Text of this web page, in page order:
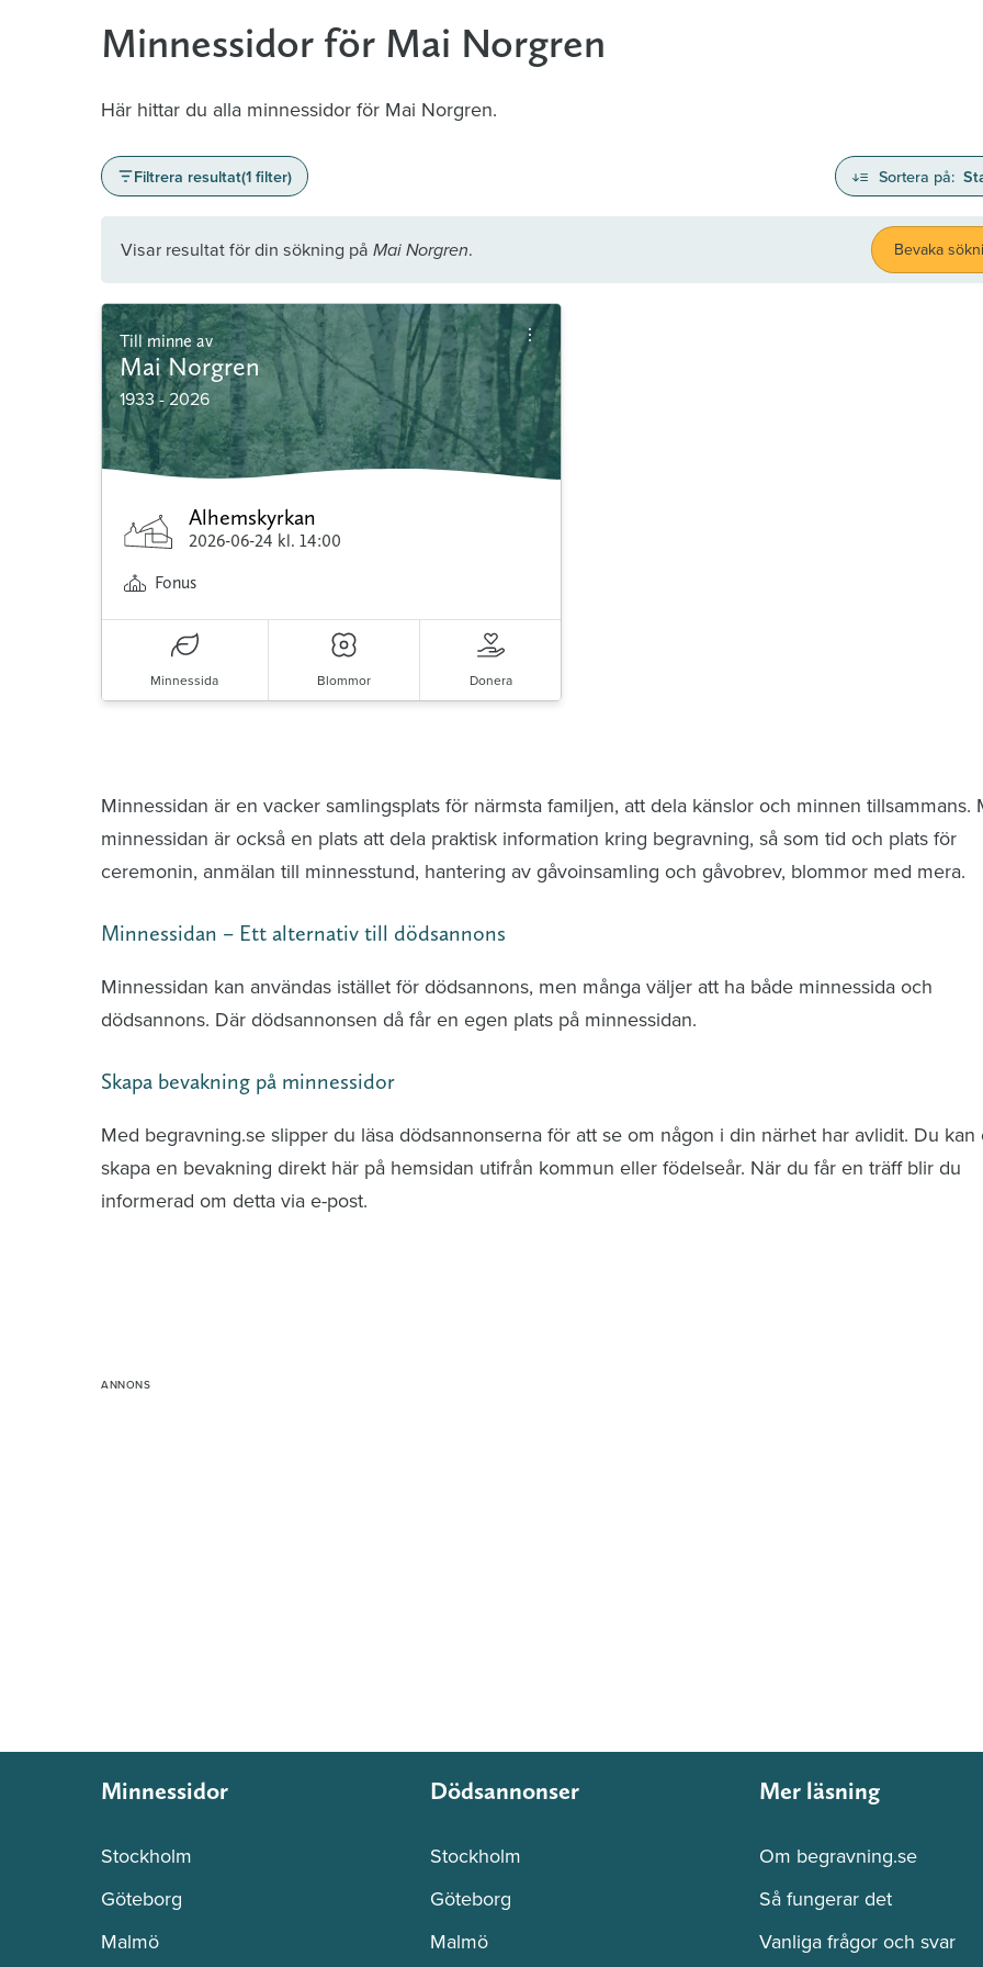
Minnessidor för Mai Norgren
Här hittar du alla minnessidor för Mai Norgren.
Filtrera resultat(1 filter) Sortera på:
Visar resultat för din sökning på Mai Norgren. Bevaka
Till minne av
Mai Norgren
1933 - 2026
Alhemskyrkan
2026-06-24 kl. 14:00
Fonus
Minnessida Blommor Donera
Minnessidan är en vacker samlingsplats för närmsta familjen, att dela känslor och minnen tillsammans.
minnessidan är också en plats att dela praktisk information kring begravning, så som tid och plats för
ceremonin, anmälan till minnesstund, hantering av gåvoinsamling och gåvobrev, blommor med mera.
Minnessidan – Ett alternativ till dödsannons
Minnessidan kan användas istället för dödsannons, men många väljer att ha både minnessida och
dödsannons. Där dödsannonsen då får en egen plats på minnessidan.
Skapa bevakning på minnessidor
Med begravning.se slipper du läsa dödsannonserna för att se om någon i din närhet har avlidit. Du kan
skapa en bevakning direkt här på hemsidan utifrån kommun eller födelseår. När du får en träff blir du
informerad om detta via e-post.
Minnessidor
Stockholm
Göteborg
Malmö
Dödsannonser
Stockholm
Göteborg
Malmö
Mer läsning
Om begravning.se
Så fungerar det
Vanliga frågor och svar